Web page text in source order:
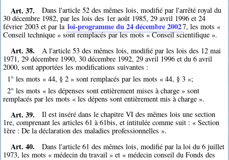
Art. 37.
Dans l'article 52 des mêmes lois, modifié par l'arrêté royal du
30 décembre 1982, par les lois des 1er août 1985, 29 avril 1996 et 24
février 2003 et par la loi-programme du 24 décembre 20027, les mots «
Conseil technique » sont remplacés par les mots « Conseil scientifique ».
Art. 38.
A l'article 53 des mêmes lois, modifié par les lois des 12 mai
1971, 29 décembre 1990, 30 décembre 1992, 29 avril 1996 et du 6 avril
2000, sont apportées les modifications suivantes :
1° les mots « 44, § 2 » sont remplacés par les mots « 44, § 3 »;
2° les mots « les dépenses sont entièrement mises à charge » sont
remplacés par les mots « les dépens sont entièrement mis à charge ».
Art. 39.
Il est inséré dans le chapitre VI des mêmes lois une section
1re, comprenant les articles 61 à 61bis, et intitulée comme suit : « Section
1ère : De la déclaration des maladies professionnelles ».
Art. 40.
Dans l'article 61 des mêmes lois, modifié par la loi du 6 juillet
1973, les mots « médecin du travail » et « médecin conseil du Fonds des